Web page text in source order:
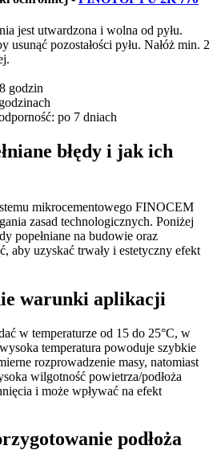
jest utwardzona i wolna od pyłu.
usunąć pozostałości pyłu. Nałóż min. 2
godzin
po 7 dniach
błędy i jak ich
mikrocementowego FINOCEM
zasad technologicznych. Poniżej
popełniane na budowie oraz
aby uzyskać trwały i estetyczny efekt
warunki aplikacji
w temperaturze od 15 do 25°C, w
temperatura powoduje szybkie
rozprowadzenie masy, natomiast
wilgotność powietrza/podłoża
i może wpływać na efekt
podłoża